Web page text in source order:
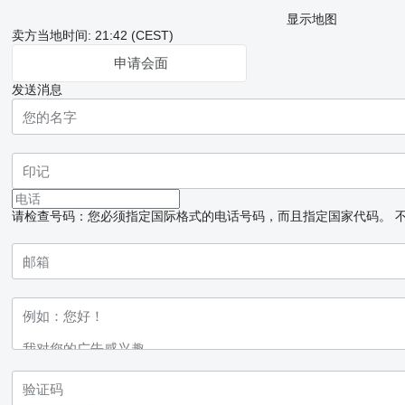
显示地图
卖方当地时间: 21:42 (CEST)
申请会面
发送消息
请检查号码：您必须指定国际格式的电话号码，而且指定国家代码。